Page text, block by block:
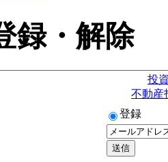
録・解除
投
不動産
登録